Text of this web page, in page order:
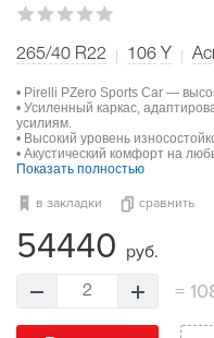
265/40 R22 106 Y
• Pirelli PZero Sports Car —
• Усиленный каркас,
усилиям.
• Высокий уровень
• Акустический комфорт на
Показать полностью
в закладки сравнить
54440 руб.
2 =